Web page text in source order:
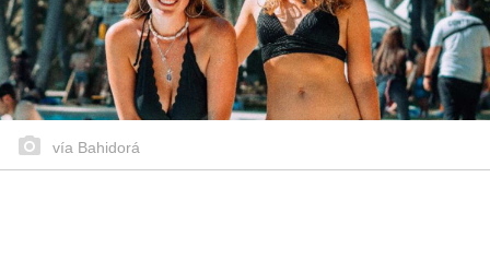
vía Bahidorá